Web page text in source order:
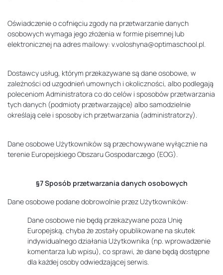
Oświadczenie o cofnięciu zgody na przetwarzanie danych
osobowych wymaga jego złożenia w formie pisemnej lub
elektronicznej na adres mailowy: v.voloshyna@optimaschool.pl.
Dostawcy usług, którym przekazywane są dane osobowe, w
zależności od uzgodnień umownych i okoliczności, albo podlegają
poleceniom Administratora co do celów i sposobów przetwarzania
tych danych (podmioty przetwarzające) albo samodzielnie
określają cele i sposoby ich przetwarzania (administratorzy).
Dane osobowe Użytkowników są przechowywane wyłącznie na
terenie Europejskiego Obszaru Gospodarczego (EOG).
§7 Sposób przetwarzania danych osobowych
Dane osobowe podane dobrowolnie przez Użytkowników:
Dane osobowe nie będą przekazywane poza Unię
Europejską, chyba że zostały opublikowane na skutek
indywidualnego działania Użytkownika (np. wprowadzenie
komentarza lub wpisu), co sprawi, że dane będą dostępne
dla każdej osoby odwiedzającej serwis.